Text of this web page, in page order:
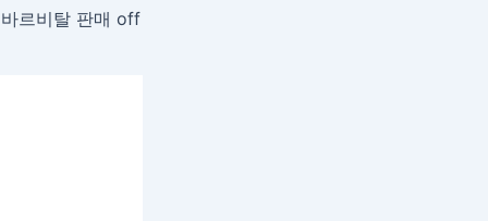
르비탈 판매 off